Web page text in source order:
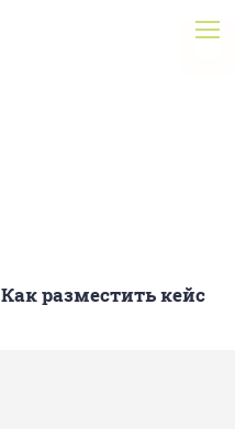
Как разместить кейс